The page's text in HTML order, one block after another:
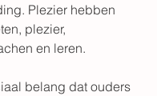
Plezier hebben
plezier,
en leren.
belang dat ouders